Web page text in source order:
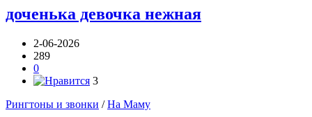
доченька девочка нежная
2-06-2026
289
0
3
Рингтоны и звонки /На Маму